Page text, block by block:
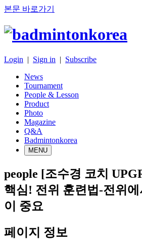
본문 바로가기
Login | Sign in | Subscribe
News
Tournament
People & Lesson
Product
Photo
Magazine
Q&A
Badmintonkorea
MENU
people [조수경 코치
핵심! 전위 훈련법-전위
이 중요
페이지 정보